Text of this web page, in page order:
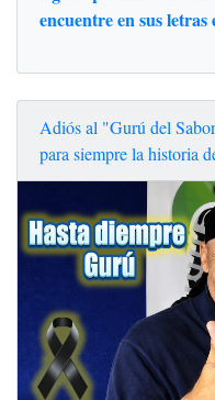
encuentre en sus
Adiós al "Gurú del
para siempre la historia